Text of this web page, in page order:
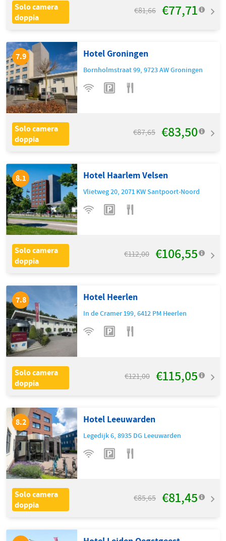
8.2 Hotel Leeuwarden
Legedijk 6,8935 DG Leeuwarden
Solo camera
doppia
€85,65 €81,45
7.8 Hotel Heerlen
In de Cramer 199,6412 PM Heerlen
Solo camera
doppia
€121,00 €115,05
8.1 Hotel Haarlem Velsen
Vlietweg 20,2071 KWSantpoort-Noord
Solo camera
doppia
€112,00 €106,55
7.9 Hotel Groningen
Bornholmstraat 99,9723 AWGroningen
Solo camera
doppia
€87,65 €83,50
Solo camera
doppia
€81,66 €77,71